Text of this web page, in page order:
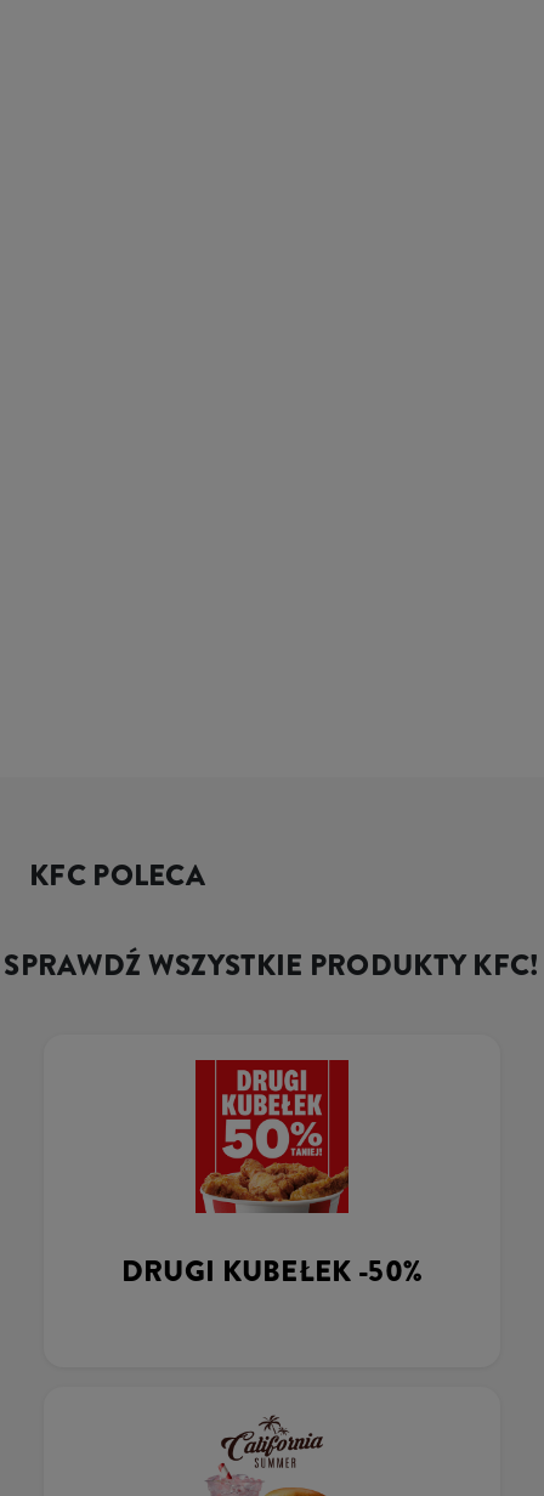
KFC POLECA
SPRAWDŹ WSZYSTKIE PRODUKTY KFC!
DRUGI KUBEŁEK -50%